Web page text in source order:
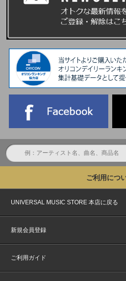
ご利用につ
UNIVERSAL MUSIC STORE 本店に戻る
新規会員登録
ご利用ガイド